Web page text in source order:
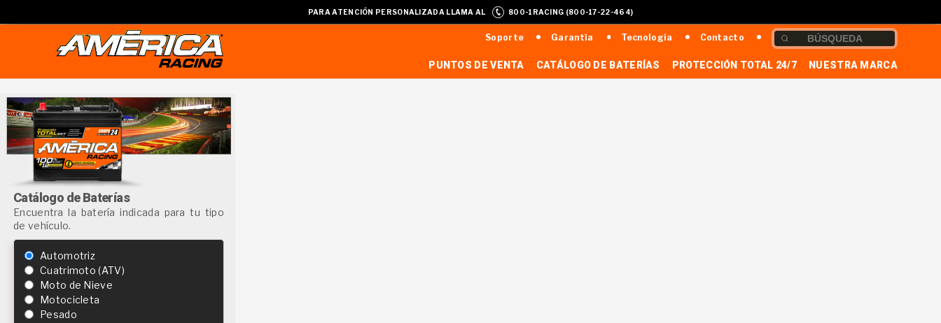
PARA ATENCIÓN PERSONALIZADA LLAMA AL 800-1RACING (800-17-22-464)
Contacto
Tecnología
Garantía
Soporte
NUESTRA MARCA
PROTECCIÓN TOTAL 24/7
CATÁLOGO DE BATERÍAS
PUNTOS DE VENTA
Catálogo de Baterías
Encuentra la batería indicada para tu tipo
de vehículo.
Automotriz
Cuatrimoto (ATV)
Moto de Nieve
Motocicleta
Pesado